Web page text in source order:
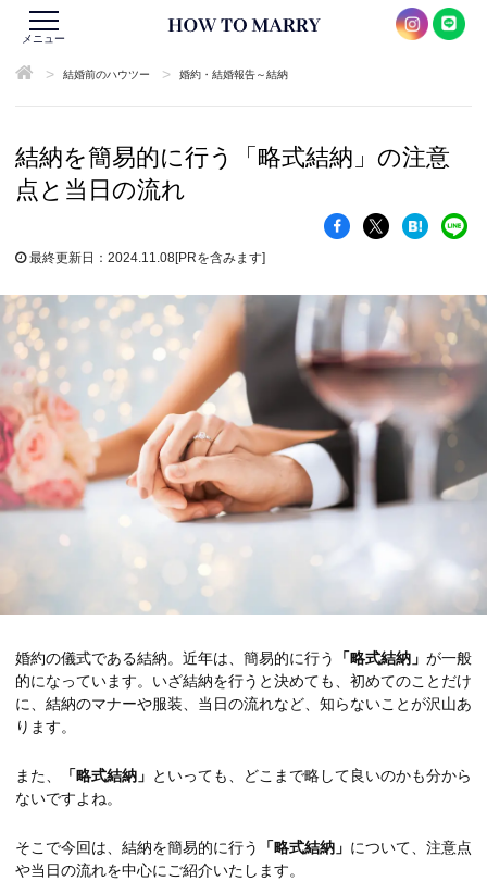
メニュー
> 結婚前のハウツー > 婚約・結婚報告～結納
結納を簡易的に行う「略式結納」の注意
点と当日の流れ
最終更新日：2024.11.08[PRを含みます]
婚約の儀式である結納。近年は、簡易的に行う 「略式結納」 が一般
的になっています。いざ結納を行うと決めても、初めてのことだけ
に、結納のマナーや服装、当日の流れなど、知らないことが沢山あ
ります。
また、 「略式結納」 といっても、どこまで略して良いのかも分から
ないですよね。
そこで今回は、結納を簡易的に行う 「略式結納」 について、注意点
や当日の流れを中心にご紹介いたします。